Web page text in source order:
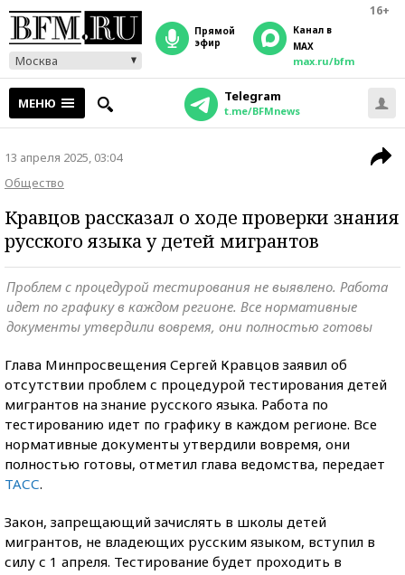
16+
Москва
прямой
эфир
Канал в
MAX
max.ru/bfm
МЕНЮ Telegram
t.me/BFMnews
13 апреля 2025, 03:04
Общество
Кравцов рассказал о ходе проверки знания
русского языка у детей мигрантов
Проблем с процедурой тестирования не выявлено. Работа
идет по графику в каждом регионе. Все нормативные
документы утвердили вовремя, они полностью готовы
Глава Минпросвещения Сергей Кравцов заявил об
отсутствии проблем с процедурой тестирования детей
мигрантов на знание русского языка. Работа по
тестированию идет по графику в каждом регионе. Все
нормативные документы утвердили вовремя, они
полностью готовы, отметил глава ведомства, передает
ТАСС.
Закон, запрещающий зачислять в школы детей
мигрантов, не владеющих русским языком, вступил в
силу с 1 апреля. Тестирование будет проходить в